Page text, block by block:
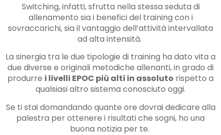
Switching, infatti, sfrutta nella stessa seduta di
allenamento sia i benefici del training con i
sovraccarichi, sia il vantaggio dell’attività intervallata
ad alta intensità.
La sinergia tra le due tipologie di training ha dato vita a
due diverse e originali metodiche allenanti, in grado di
produrre i livelli EPOC più alti in assoluto rispetto a
qualsiasi altro sistema conosciuto oggi.
Se ti stai domandando quante ore dovrai dedicare alla
palestra per ottenere i risultati che sogni, ho una
buona notizia per te.